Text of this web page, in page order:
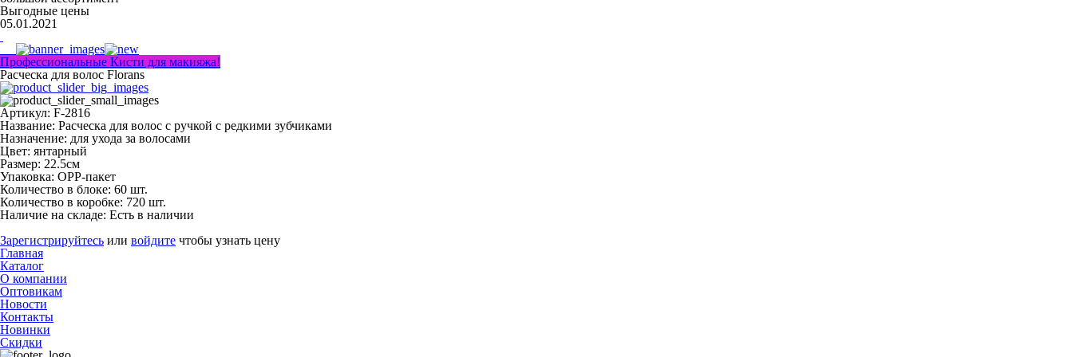
Выгодные цены
05.01.2021
Профессиональные Кисти для макияжа!
Расческа для волос Florans
Артикул: F-2816
Название: Расческа для волос с ручкой с редкими зубчиками
Назначение: для ухода за волосами
Цвет: янтарный
Размер: 22.5см
Упаковка: ОРР-пакет
Количество в блоке: 60 шт.
Количество в коробке: 720 шт.
Наличие на складе: Есть в наличии
Зарегистрируйтесь или войдите чтобы узнать цену
Главная
Каталог
О компании
Оптовикам
Новости
Контакты
Новинки
Скидки